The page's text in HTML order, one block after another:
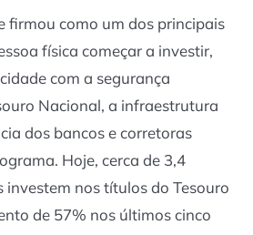
firmou como um dos principais
física começar a investir,
com a segurança
Nacional, a infraestrutura
dos bancos e corretoras
Hoje, cerca de 3,4
investem nos títulos do Tesouro
de 57% nos últimos cinco